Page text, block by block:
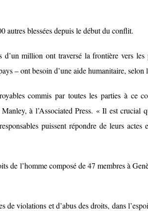
autres blessées depuis le début du conflit.
million ont traversé la frontière vers les
– ont besoin d’une aide humanitaire, selon
commis par toutes les parties à ce
à l’Associated Press. « Il est crucial
puissent répondre de leurs actes
de l’homme composé de 47 membres à
violations et d’abus des droits, dans